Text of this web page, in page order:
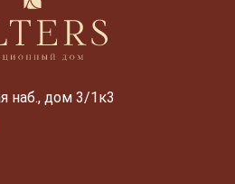
наб., дом 3/1к3